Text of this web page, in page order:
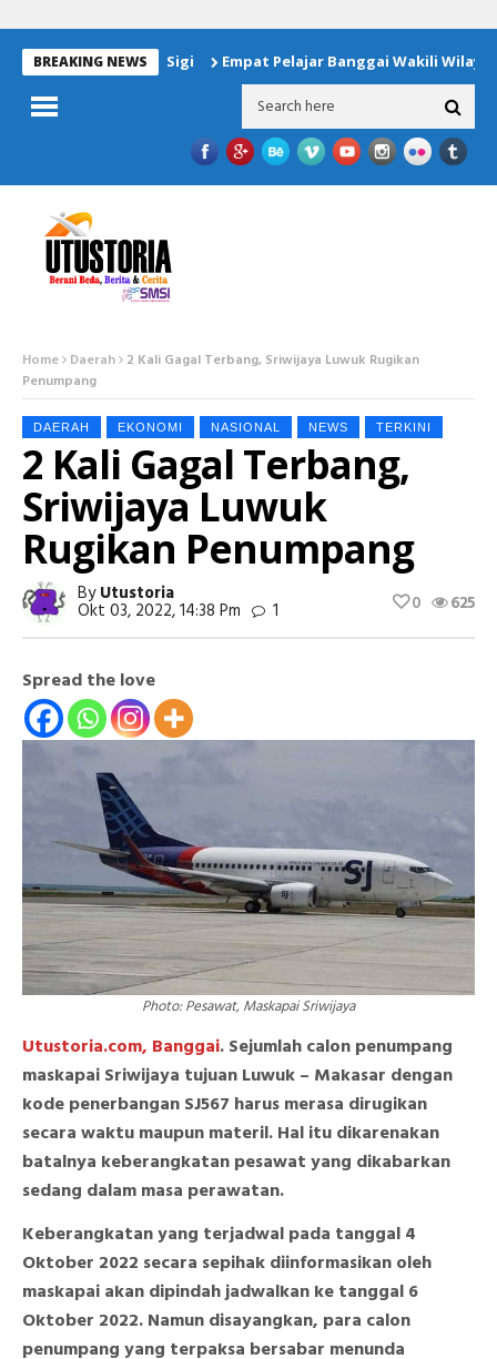
BREAKING NEWS
Korban Gempa Sigi Empat Pelajar Banggai Wakili Wilayah
Home Daerah 2 Kali Gagal Terbang, Sriwijaya Luwuk Rugikan
Penumpang
DAERAH EKONOMI NASIONAL NEWS TERKINI
2 Kali Gagal Terbang,
Sriwijaya Luwuk
Rugikan Penumpang
ByUtustoria
Okt 03, 2022, 14:38 Pm 1 625
0
Spread the love
Photo: Pesawat, Maskapai Sriwijaya
Utustoria.com, Banggai. Sejumlah calon penumpang
maskapai Sriwijaya tujuan Luwuk – Makasar dengan
kode penerbangan SJ567 harus merasa dirugikan
secara waktu maupun materil. Hal itu dikarenakan
batalnya keberangkatan pesawat yang dikabarkan
sedang dalam masa perawatan.
Keberangkatan yang terjadwal pada tanggal 4
Oktober 2022 secara sepihak diinformasikan oleh
maskapai akan dipindah jadwalkan ke tanggal 6
Oktober 2022. Namun disayangkan, para calon
penumpang yang terpaksa bersabar menunda